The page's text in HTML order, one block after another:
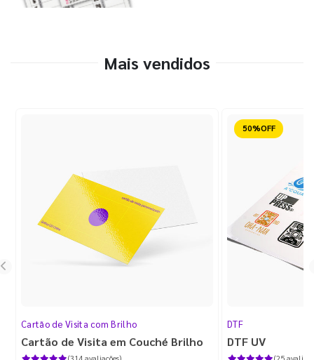
Mais vendidos
Cartão de Visita com Brilho
Cartão de Visita em Couché Brilho
Reduzido
DTF
DTF UV